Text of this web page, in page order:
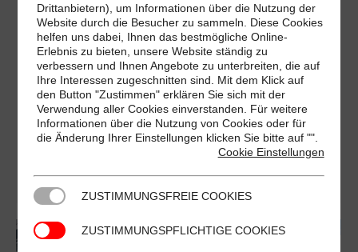
Dienstag 07:00–22:00 Mittwoch 07:00–22:00
Donnerstag 07:00–22:00 Freitag 07:00–22:00
Samstag 07:00–22:00 Sonntag Geschlossen
VORTEILE Displaywerbung in Supermärkten im
Großraum Berlin und Umgebung animierte
Werbung im Kassenbereich mit brillanter Qualität
hohe Wiederholungsrate 6 Tage pro Woche, 52
Wochen im Jahr monatlich über 12 Mio.…
Drittanbietern), um Informationen über die Nutzung der
Website durch die Besucher zu sammeln. Diese Cookies
helfen uns dabei, Ihnen das bestmögliche Online-
Erlebnis zu bieten, unsere Website ständig zu
verbessern und Ihnen Angebote zu unterbreiten, die auf
Ihre Interessen zugeschnitten sind. Mit dem Klick auf
den Button "Zustimmen" erklären Sie sich mit der
Verwendung aller Cookies einverstanden. Für weitere
Informationen über die Nutzung von Cookies oder für
die Änderung Ihrer Einstellungen klicken Sie bitte auf "
Cookie Einstellungen
".
ZUSTIMMUNGSFREIE COOKIES
ZUSTIMMUNGSPFLICHTIGE COOKIES